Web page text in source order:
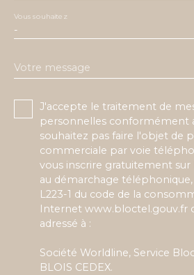
-
Vous souhaitez
Votre message
J'accepte le traitement de
personnelles conformément
souhaitez pas faire l'objet de
commerciale par voie
vous inscrire gratuitement
au démarchage
L223-1 du code de la
Internet www.bloctel.gouv.fr
adressé à :
Société Worldline, Service
BLOIS CEDEX.